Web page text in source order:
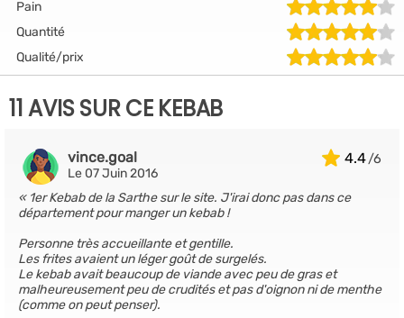
Pain
Quantité
Qualité/prix
11 AVIS SUR CE KEBAB
4.4
vince.goal
Le 07 Juin 2016
1er Kebab de la Sarthe sur le site. J'irai donc pas dans ce
département pour manger un kebab !
Personne très accueillante et gentille.
Les frites avaient un léger goût de surgelés.
Le kebab avait beaucoup de viande avec peu de gras et
malheureusement peu de crudités et pas d'oignon ni de menthe
(comme on peut penser).